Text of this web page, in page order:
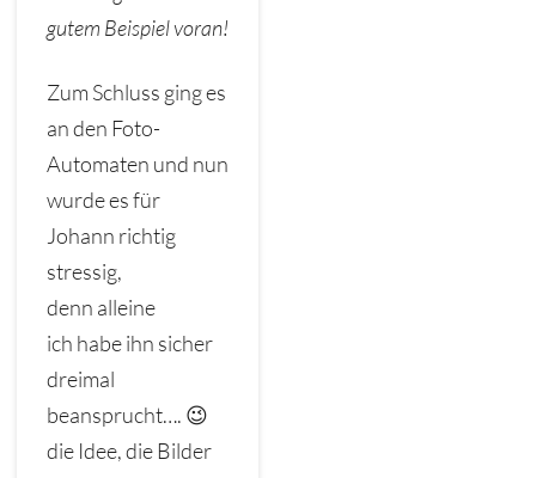
gutem Beispiel voran!
Zum Schluss ging es
an den Foto-
Automaten und nun
wurde es für
Johann richtig
stressig,
denn alleine
ich habe ihn sicher
dreimal
beansprucht…. 😉
die Idee, die Bilder